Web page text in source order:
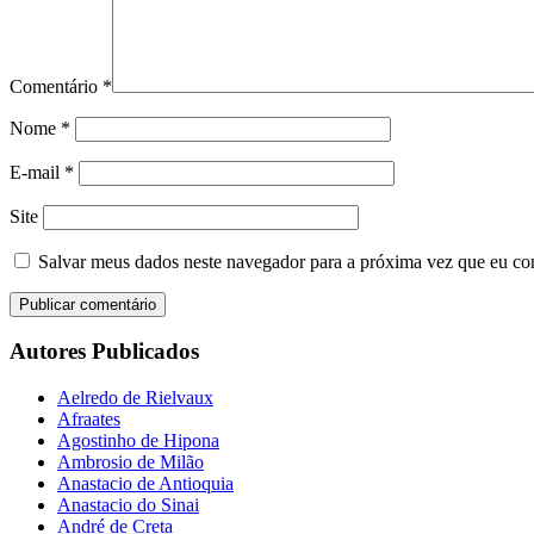
Comentário *
Nome *
E-mail *
Site
Salvar meus dados neste navegador para a próxima vez que eu
Autores Publicados
Aelredo de Rielvaux
Afraates
Agostinho de Hipona
Ambrosio de Milão
Anastacio de Antioquia
Anastacio do Sinai
André de Creta